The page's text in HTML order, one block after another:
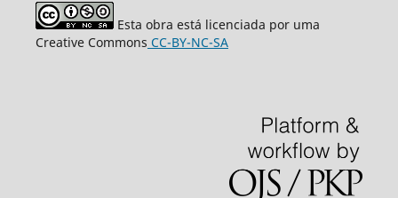
Esta obra está licenciada por uma
Creative Commons CC-BY-NC-SA